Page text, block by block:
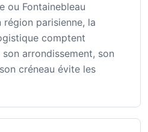
ou Fontainebleau
parisienne, la
comptent
arrondissement, son
créneau évite les